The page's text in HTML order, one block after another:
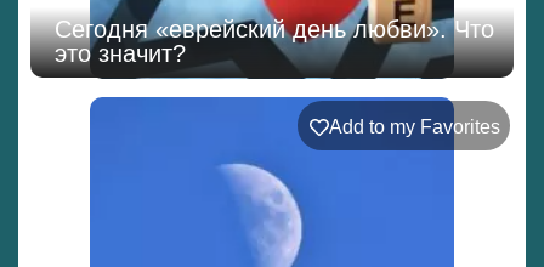
Сегодня «еврейский день любви». Что
это значит?
Add to my Favorites